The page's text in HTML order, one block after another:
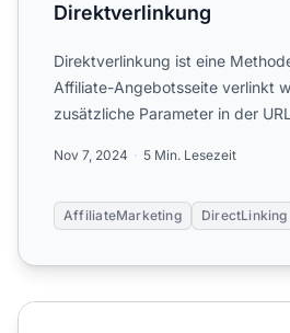
Direktverlinkung
Direktverlinkung ist eine
Affiliate-Angebotsseite verlinkt
zusätzliche Parameter in der
Nov 7, 2024 5 Min. Lesezeit
AffiliateMarketing DirectLinking
Was ist DirectLink-Tracking?